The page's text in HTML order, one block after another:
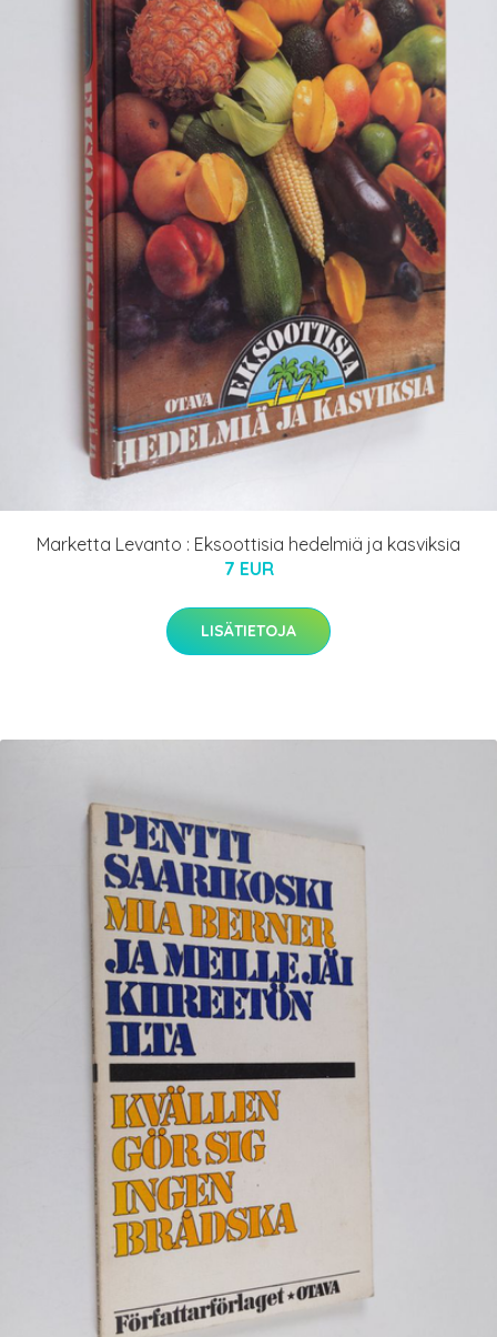
Marketta Levanto : Eksoottisia hedelmiä ja kasviksia
7 EUR
LISÄTIETOJA